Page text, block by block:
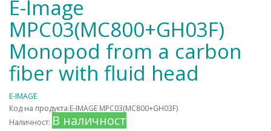
E-Image
MPC03(MC800+GH03F)
Monopod from a carbon
fiber with fluid head
E-IMAGE
Код на продукта:E-IMAGE MPC03(MC800+GH03F)
Наличност: В наличност